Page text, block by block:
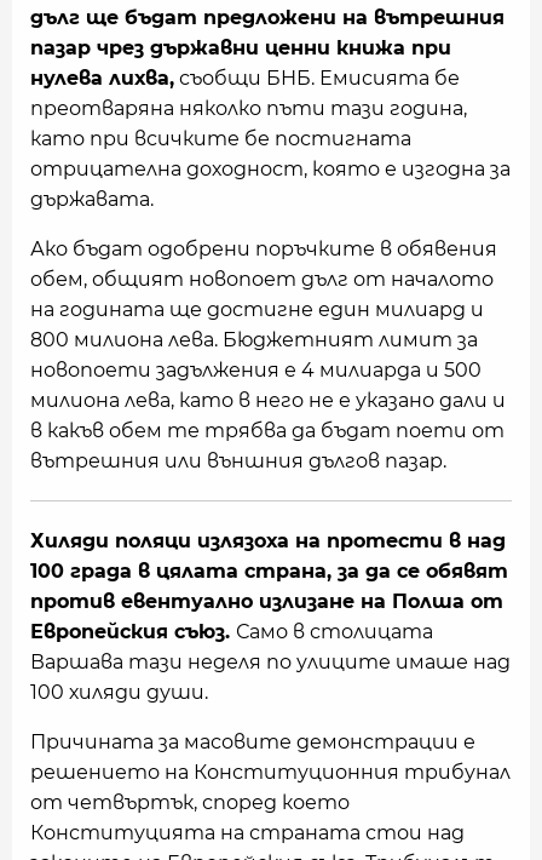
дълг ще бъдат предложени на вътрешния
пазар чрез държавни ценни книжа при
нулева лихва, съобщи БНБ. Емисията бе
преотваряна няколко пъти тази година,
като при всичките бе постигната
отрицателна доходност, която е изгодна за
държавата.
Ако бъдат одобрени поръчките в обявения
обем, общият новопоет дълг от началото
на годината ще достигне един милиард и
800 милиона лева. Бюджетният лимит за
новопоети задължения е 4 милиарда и 500
милиона лева, като в него не е указано дали и
в какъв обем те трябва да бъдат поети от
вътрешния или външния дългов пазар.
Хиляди поляци излязоха на протести в над
100 града в цялата страна, за да се обявят
против евентуално излизане на Полша от
Европейския съюз. Само в столицата
Варшава тази неделя по улиците имаше над
100 хиляди души.
Причината за масовите демонстрации е
решението на Конституционния трибунал
от четвъртък, според което
Конституцията на страната стои над